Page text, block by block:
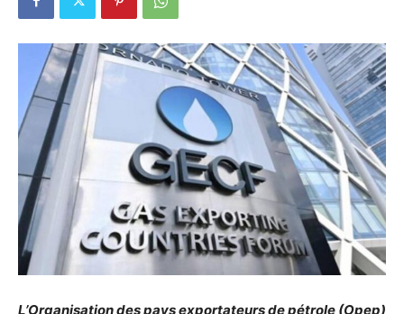
L’Organisation des pays exportateurs de pétrole (Opep)